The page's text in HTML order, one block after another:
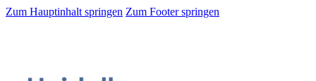
Zum Hauptinhalt springen Zum Footer springen